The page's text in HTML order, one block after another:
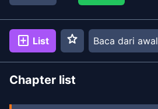
add_box List star Baca dari awal
Chapter list